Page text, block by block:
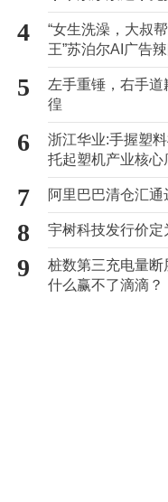
证
4
“女生洗澡，大叔
王”苏泊尔AI广告
5
左手重锤，右手
徨
6
浙江华业:手握塑料
托起塑机产业核心
7 阿里巴巴清仓汇通
8 宇树科技发行价定
9
桩数第三充电量断
什么赢不了滴滴？